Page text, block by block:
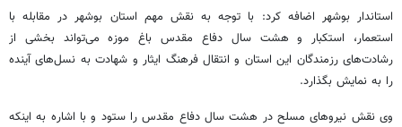
استاندار بوشهر اضافه کرد: با توجه به نقش مهم استان بوشهر در مقابله با
استعمار، استکبار و هشت سال دفاع مقدس باغ موزه می‌تواند بخشی از
رشادت‌های رزمندگان این استان و انتقال فرهنگ ایثار و شهادت به نسل‌های آینده
را به نمایش بگذارد.
وی نقش نیروهای مسلح در هشت سال دفاع مقدس را ستود و با اشاره به اینکه